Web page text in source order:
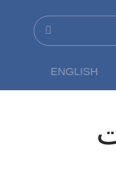
ENGLISH